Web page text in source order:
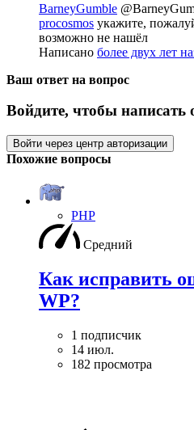
BarneyGumble
procosmos укажите,
возможно не нашёл
Написано более двух лет
Ваш ответ на вопрос
Войдите, чтобы написать
Войти через центр авторизации
Похожие вопросы
PHP
Средний
Как исправить
WP?
1 подписчик
14 июл.
182 просмотра